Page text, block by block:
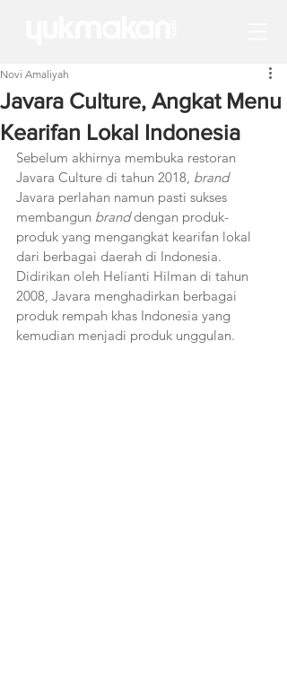
Javara Culture, Angkat Menu
Kearifan Lokal Indonesia
Novi Amaliyah
Sebelum akhirnya membuka restoran
Javara Culture di tahun 2018, brand
Javara perlahan namun pasti sukses
membangun brand dengan produk-
produk yang mengangkat kearifan lokal
dari berbagai daerah di Indonesia.
Didirikan oleh Helianti Hilman di tahun
2008, Javara menghadirkan berbagai
produk rempah khas Indonesia yang
kemudian menjadi produk unggulan.